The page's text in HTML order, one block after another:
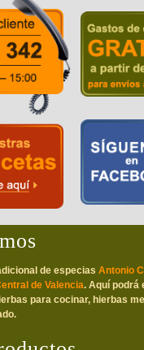
de especias Antonio
de Valencia. Aquí podrá
para cocinar, hierbas